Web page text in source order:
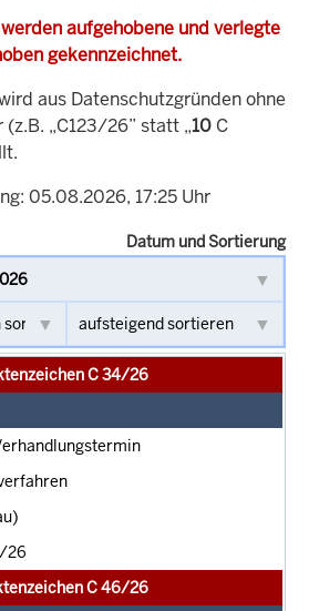
aufgehobene und verlegte
gekennzeichnet.
aus Datenschutzgründen ohne
„C123/26” statt „10 C
05.08.2026, 17:25 Uhr
Datum und Sortierung
C 34/26
26
C 46/26